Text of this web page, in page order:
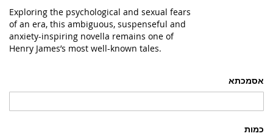
אסמכתא
כמות
Exploring the psychological and sexual fears
of an era, this ambiguous, suspenseful and
anxiety-inspiring novella remains one of
Henry James’s most well-known tales.